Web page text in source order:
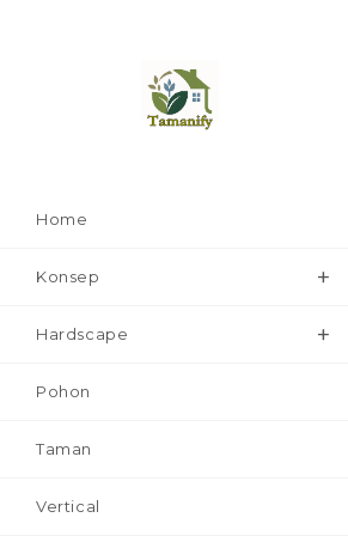
Home
Konsep
Hardscape
Pohon
Taman
Vertical